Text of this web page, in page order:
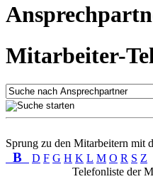
Mitarbeiter-
Sprung zu den Mitarbeitern mit
B D F G H K L M O R S Z
Telefonliste der